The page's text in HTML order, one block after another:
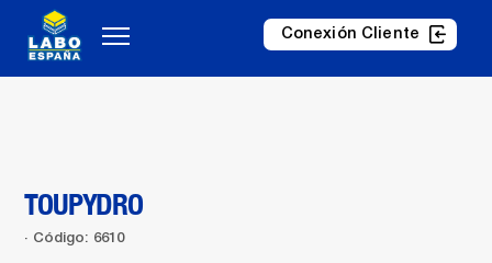
Conexión Cliente
TOUPYDRO
Código: 6610